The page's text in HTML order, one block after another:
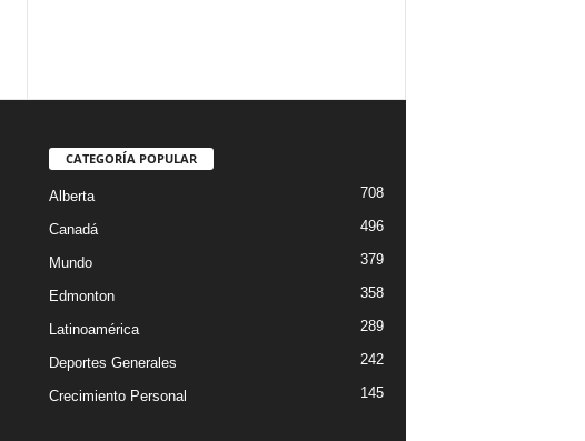
CATEGORÍA POPULAR
Alberta 708
Canadá 496
Mundo 379
Edmonton 358
Latinoamérica 289
Deportes Generales 242
Crecimiento Personal 145